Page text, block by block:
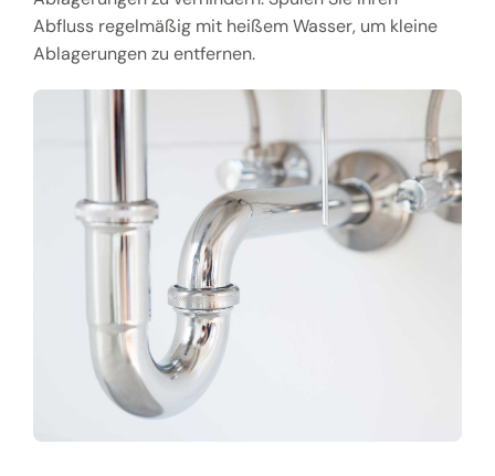
Abfluss regelmäßig mit heißem Wasser, um kleine
Ablagerungen zu entfernen.